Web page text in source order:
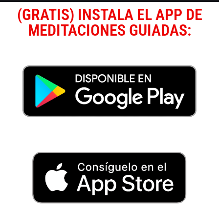
(GRATIS) INSTALA EL APP DE
MEDITACIONES GUIADAS: